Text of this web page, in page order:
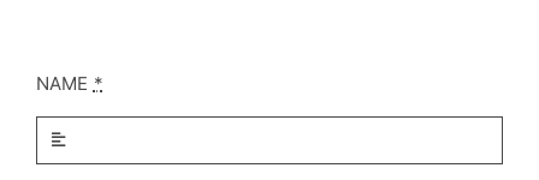
NAME *